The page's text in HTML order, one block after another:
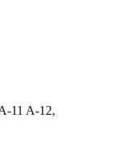
11 A-12,